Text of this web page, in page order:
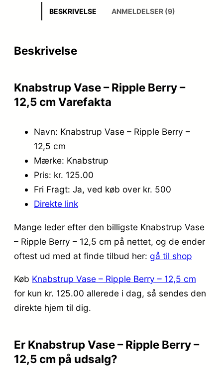
BESKRIVELSE ANMELDELSER (9)
Beskrivelse
Knabstrup Vase – Ripple Berry –
12,5 cm Varefakta
Navn: Knabstrup Vase – Ripple Berry –
12,5 cm
Mærke: Knabstrup
Pris: kr. 125.00
Fri Fragt: Ja, ved køb over kr. 500
Direkte link
Mange leder efter den billigste Knabstrup Vase
– Ripple Berry – 12,5 cm på nettet, og de ender
oftest ud med at finde tilbud her: gå til shop
Køb Knabstrup Vase – Ripple Berry – 12,5 cm
for kun kr. 125.00 allerede i dag, så sendes den
direkte hjem til dig.
Er Knabstrup Vase – Ripple Berry –
12,5 cm på udsalg?